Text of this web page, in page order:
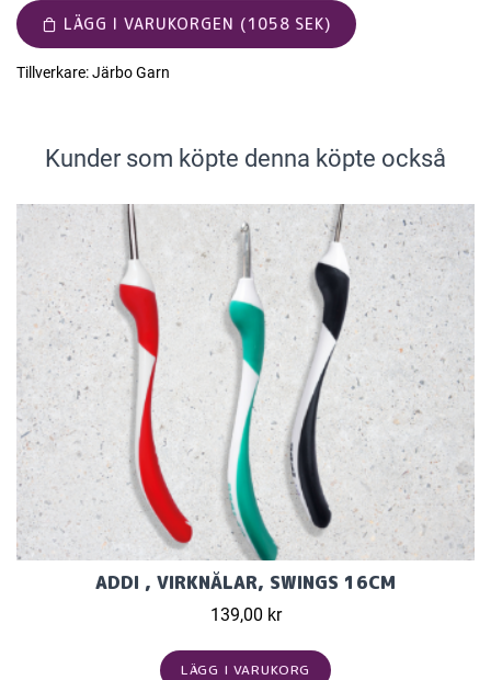
LÄGG I VARUKORGEN (1058 SEK)
Tillverkare:Järbo Garn
Kunder som köpte denna köpte också
ADDI , VIRKNÅLAR, SWINGS 16CM
139,00 kr
LÄGG I VARUKORG